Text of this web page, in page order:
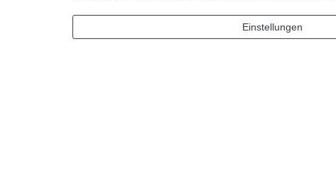
135,00 € * 72,32 € *
*inkl. ges. MwSt.
Einstellungen